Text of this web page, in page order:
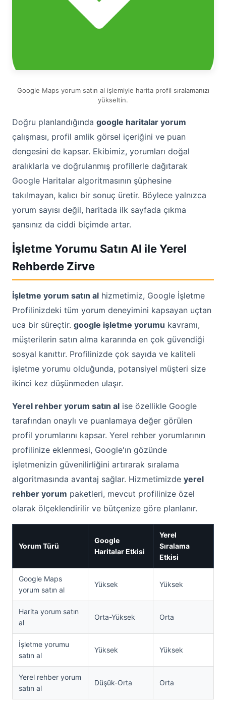
Google Maps yorum satın al işlemiyle harita profil sıralamanızı
yükseltin.
Doğru planlandığında google haritalar yorum
çalışması, profil amlik görsel içeriğini ve puan
dengesini de kapsar. Ekibimiz, yorumları doğal
aralıklarla ve doğrulanmış profillerle dağıtarak
Google Haritalar algoritmasının şüphesine
takılmayan, kalıcı bir sonuç üretir. Böylece yalnızca
yorum sayısı değil, haritada ilk sayfada çıkma
şansınız da ciddi biçimde artar.
İşletme Yorumu Satın Al ile Yerel
Rehberde Zirve
İşletme yorum satın al hizmetimiz, Google İşletme
Profilinizdeki tüm yorum deneyimini kapsayan uçtan
uca bir süreçtir. google işletme yorumu kavramı,
müşterilerin satın alma kararında en çok güvendiği
sosyal kanıttır. Profilinizde çok sayıda ve kaliteli
işletme yorumu olduğunda, potansiyel müşteri size
ikinci kez düşünmeden ulaşır.
Yerel rehber yorum satın al ise özellikle Google
tarafından onaylı ve puanlamaya değer görülen
profil yorumlarını kapsar. Yerel rehber yorumlarının
profilinize eklenmesi, Google'ın gözünde
işletmenizin güvenilirliğini artırarak sıralama
algoritmasında avantaj sağlar. Hizmetimizde yerel
rehber yorum paketleri, mevcut profilinize özel
olarak ölçeklendirilir ve bütçenize göre planlanır.
Yorum Türü
Google
Haritalar Etkisi
Yerel
Sıralama
Etkisi
Google Maps
yorum satın al
Yüksek Yüksek
Harita yorum satın
al
Orta-Yüksek Orta
İşletme yorumu
satın al
Yüksek Yüksek
Yerel rehber yorum
satın al
Düşük-Orta Orta